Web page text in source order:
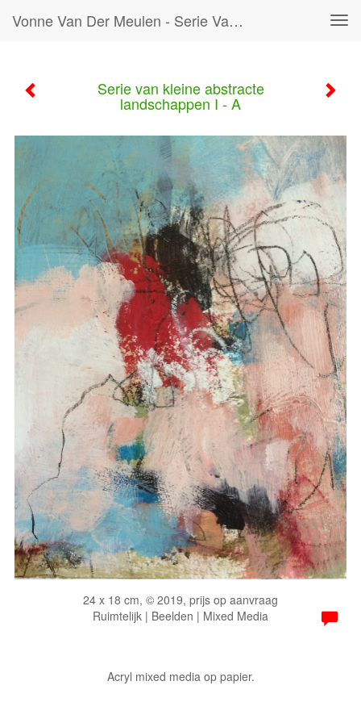
Vonne Van Der Meulen - Serie Van Kleine Abstracte Landschappen I - A
Serie van kleine abstracte
landschappen I - A
24 x 18 cm, © 2019, prijs op aanvraag
Ruimtelijk | Beelden | Mixed Media
Acryl mixed media op papier.